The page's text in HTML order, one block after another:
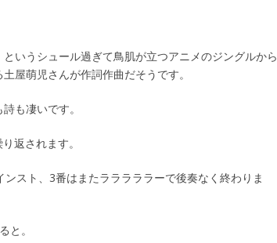
いうシュール過ぎて鳥肌が立つアニメのジングルから
屋萌児さんが作詞作曲だそうです。
も凄いです。
返されます。
スト、3番はまたラララララーで後奏なく終わりま
と。